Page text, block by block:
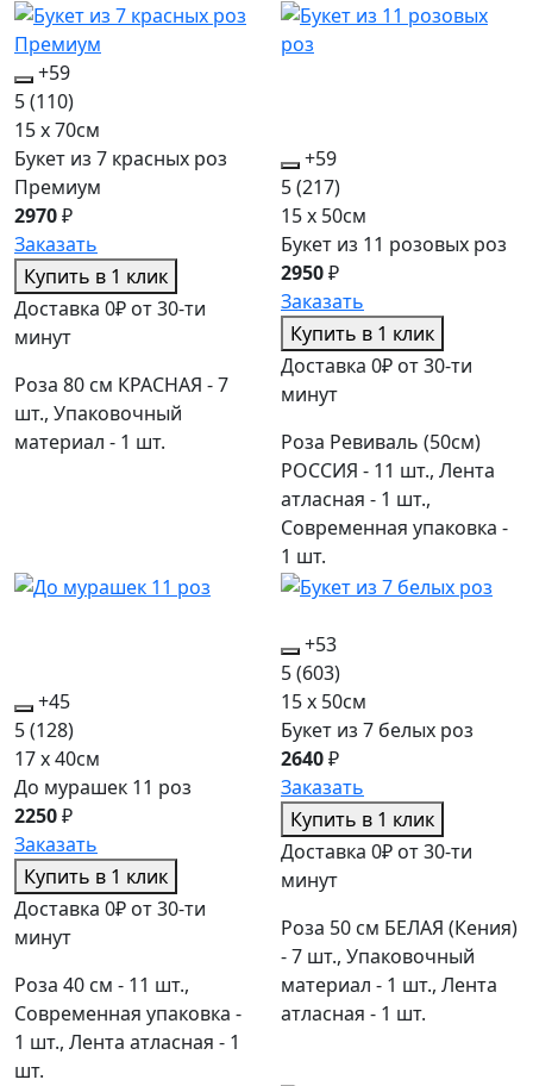
+59
5(110)
15 x 70см
Букет из 7 красных роз
Премиум
2970₽
Заказать
Купить в 1 клик
Доставка 0₽ от 30-ти
минут
Роза 80 см КРАСНАЯ - 7
шт., Упаковочный
материал - 1 шт.
+59
5(217)
15 x 50см
Букет из 11 розовых роз
2950₽
Заказать
Купить в 1 клик
Доставка 0₽ от 30-ти
минут
Роза Ревиваль (50см)
РОССИЯ - 11 шт., Лента
атласная - 1 шт.,
Современная упаковка -
1 шт.
+45
5(128)
17 x 40см
До мурашек 11 роз
2250₽
Заказать
Купить в 1 клик
Доставка 0₽ от 30-ти
минут
Роза 40 см - 11 шт.,
Современная упаковка -
1 шт., Лента атласная - 1
шт.
+53
5(603)
15 x 50см
Букет из 7 белых роз
2640₽
Заказать
Купить в 1 клик
Доставка 0₽ от 30-ти
минут
Роза 50 см БЕЛАЯ (Кения)
- 7 шт., Упаковочный
материал - 1 шт., Лента
атласная - 1 шт.